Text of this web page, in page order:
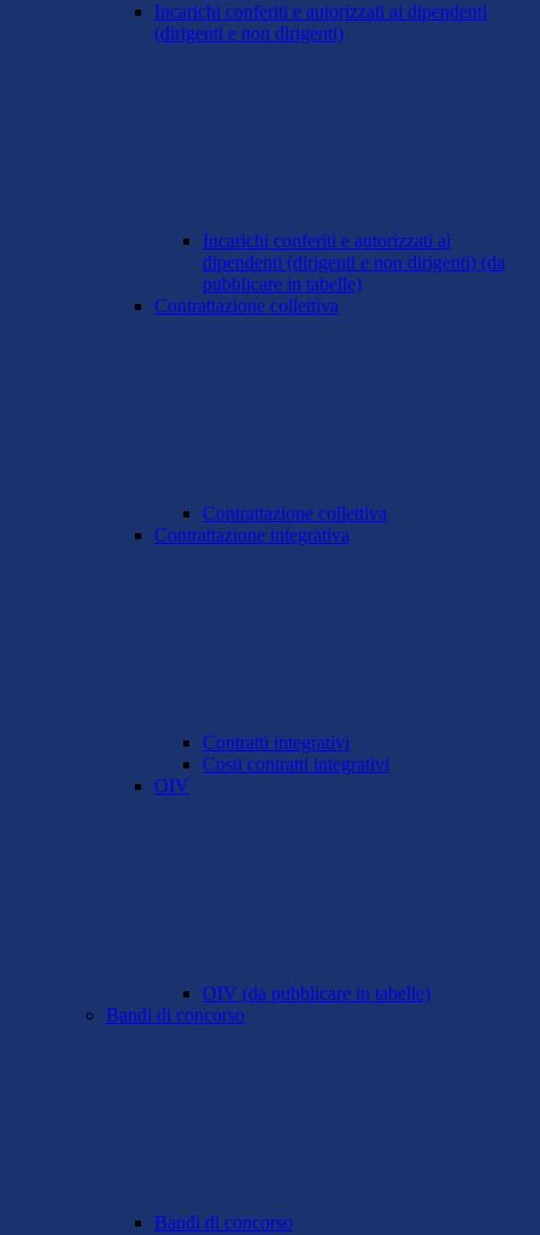
Incarichi conferiti e autorizzati ai dipendenti
(dirigenti e non dirigenti)
Incarichi conferiti e autorizzati ai
dipendenti (dirigenti e non dirigenti) (da
pubblicare in tabelle)
Contrattazione collettiva
Contrattazione collettiva
Contrattazione integrativa
Contratti integrativi
Costi contratti integrativi
OIV
OIV (da pubblicare in tabelle)
Bandi di concorso
Bandi di concorso